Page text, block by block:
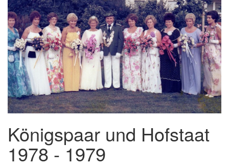
Königspaar und Hofstaat
1978 - 1979